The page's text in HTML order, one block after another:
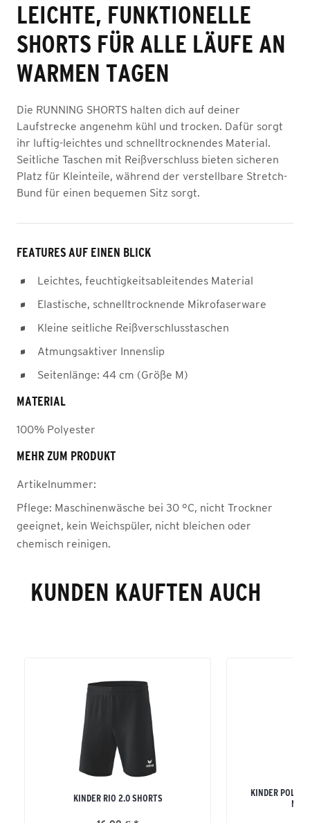
LEICHTE, FUNKTIONELLE
SHORTS FÜR ALLE LÄUFE AN
WARMEN TAGEN
Die RUNNING SHORTS halten dich auf deiner
Laufstrecke angenehm kühl und trocken. Dafür sorgt
ihr luftig-leichtes und schnelltrocknendes Material.
Seitliche Taschen mit Reißverschluss bieten sicheren
Platz für Kleinteile, während der verstellbare Stretch-
Bund für einen bequemen Sitz sorgt.
FEATURES AUF EINEN BLICK
Leichtes, feuchtigkeitsableitendes Material
Elastische, schnelltrocknende Mikrofaserware
Kleine seitliche Reißverschlusstaschen
Atmungsaktiver Innenslip
Seitenlänge: 44 cm (Größe M)
MATERIAL
100% Polyester
MEHR ZUM PRODUKT
Artikelnummer:
Pflege: Maschinenwäsche bei 30 °C, nicht Trockner
geeignet, kein Weichspüler, nicht bleichen oder
chemisch reinigen.
KUNDEN KAUFTEN AUCH
KINDER RIO 2.0 SHORTS
KINDER
MIT